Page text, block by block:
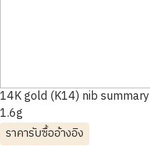
14K gold (K14) nib summary
1.6g
ราคารับซื้ออ้างอิง